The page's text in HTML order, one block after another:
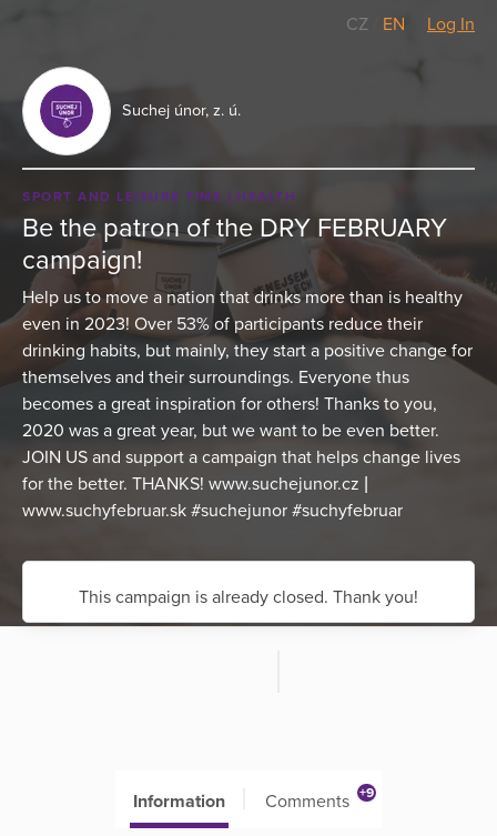
CZ EN Log In
Suchej únor, z. ú.
SPORT AND LEISURE TIME HEALTH
Be the patron of the DRY FEBRUARY
campaign!
Help us to move a nation that drinks more than is healthy
even in 2023! Over 53% of participants reduce their
drinking habits, but mainly, they start a positive change for
themselves and their surroundings. Everyone thus
becomes a great inspiration for others! Thanks to you,
2020 was a great year, but we want to be even better.
JOIN US and support a campaign that helps change lives
for the better. THANKS! www.suchejunor.cz |
www.suchyfebruar.sk #suchejunor #suchyfebruar
This campaign is already closed. Thank you!
Information Comments +9